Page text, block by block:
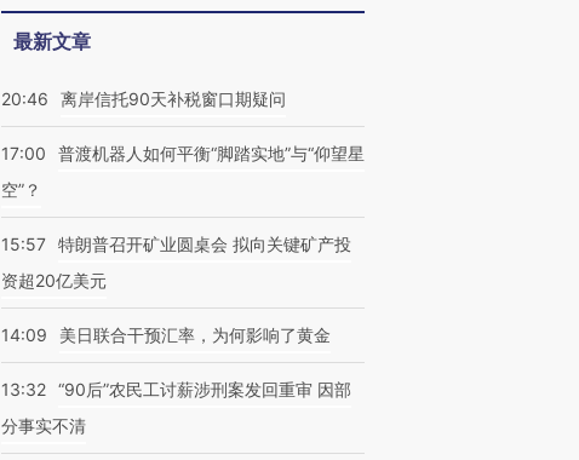
最新文章
20:46 离岸信托90天补税窗口期疑问
17:00
普渡机器人如何平衡“脚踏实地”与“仰望星
空”？
15:57 特朗普召开矿业圆桌会 拟向关键矿产投
资超20亿美元
14:09 美日联合干预汇率，为何影响了黄金
13:32 “90后”农民工讨薪涉刑案发回重审 因部
分事实不清